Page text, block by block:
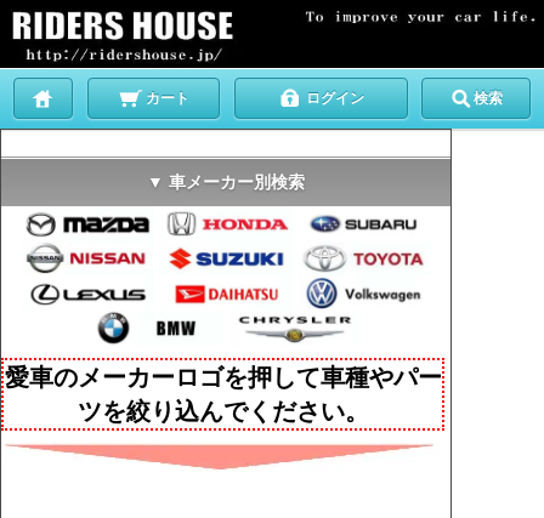
カート ログイン 検索
▼ 車メーカー別検索
愛車のメーカーロゴを押して車種やパー
ツを絞り込んでください。